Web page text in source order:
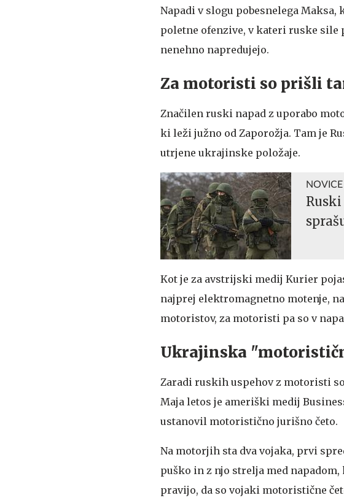
Napadi v slogu pobesnelega
poletne ofenzive, v kateri ruske
nenehno napredujejo.
Za motoristi so prišli
Značilen ruski napad z uporabo
ki leži južno od Zaporožja. Tam je
utrjene ukrajinske položaje.
NOVICE
Kot je za avstrijski medij Kurier
najprej elektromagnetno motenje,
motoristov, za motoristi pa so v
Ukrajinska
Zaradi ruskih uspehov z motoristi
Maja letos je ameriški medij
ustanovil motoristično jurišno četo.
Na motorjih sta dva vojaka, prvi
puško in z njo strelja med
pravijo, da so vojaki motoristične